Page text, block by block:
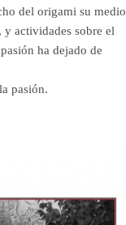
del origami su medio
y actividades sobre el
ha dejado de
pasión.